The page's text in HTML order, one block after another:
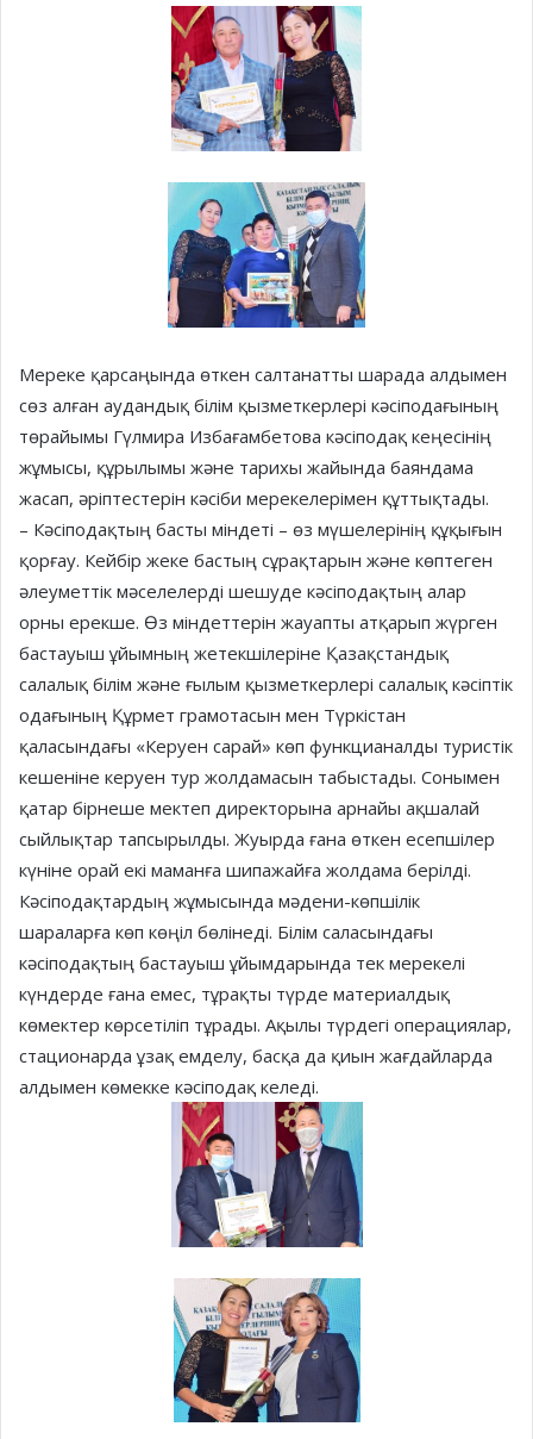
Мереке қарсаңында өткен салтанатты шарада алдымен
сөз алған аудандық білім қызметкерлері кәсіподағының
төрайымы Гүлмира Избағамбетова кәсіподақ кеңесінің
жұмысы, құрылымы және тарихы жайында баяндама
жасап, әріптестерін кәсіби мерекелерімен құттықтады.
– Кәсіподақтың басты міндеті – өз мүшелерінің құқығын
қорғау. Кейбір жеке бастың сұрақтарын және көптеген
әлеуметтік мәселелерді шешуде кәсіподақтың алар
орны ерекше. Өз міндеттерін жауапты атқарып жүрген
бастауыш ұйымның жетекшілеріне Қазақстандық
салалық білім және ғылым қызметкерлері салалық кәсіптік
одағының Құрмет грамотасын мен Түркістан
қаласындағы «Керуен сарай» көп функцианалды туристік
кешеніне керуен тур жолдамасын табыстады. Сонымен
қатар бірнеше мектеп директорына арнайы ақшалай
сыйлықтар тапсырылды. Жуырда ғана өткен есепшілер
күніне орай екі маманға шипажайға жолдама берілді.
Кәсіподақтардың жұмысында мәдени-көпшілік
шараларға көп көңіл бөлінеді. Білім саласындағы
кәсіподақтың бастауыш ұйымдарында тек мерекелі
күндерде ғана емес, тұрақты түрде материалдық
көмектер көрсетіліп тұрады. Ақылы түрдегі операциялар,
стационарда ұзақ емделу, басқа да қиын жағдайларда
алдымен көмекке кәсіподақ келеді.